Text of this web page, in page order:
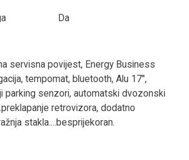
Da
servisna povijest, Energy Business
tempomat, bluetooth, Alu 17",
parking senzori, automatski dvozonski
retrovizora, dodatno
stakla....besprijekoran.